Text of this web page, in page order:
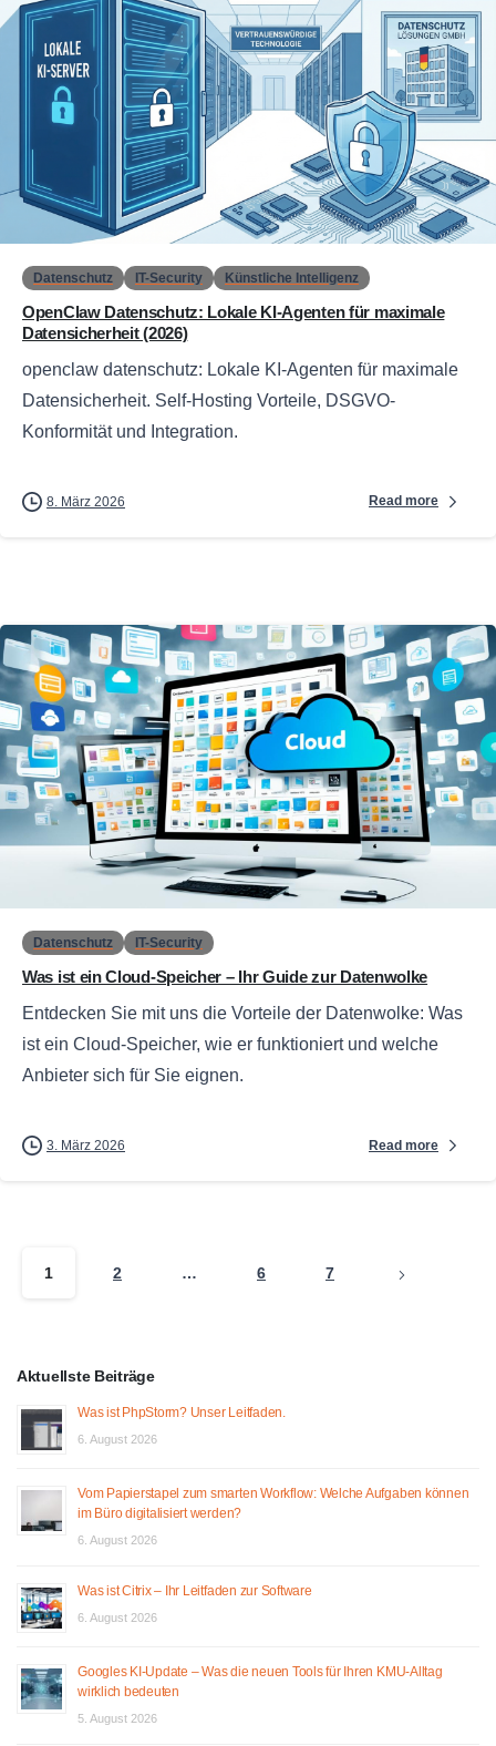
0
Datenschutz IT-Security Künstliche Intelligenz
OpenClaw Datenschutz: Lokale KI-Agenten für maximale
Datensicherheit (2026)
openclaw datenschutz: Lokale KI-Agenten für maximale
Datensicherheit. Self-Hosting Vorteile, DSGVO-
Konformität und Integration.
8. März 2026 Read more
Datenschutz IT-Security
Was ist ein Cloud-Speicher – Ihr Guide zur Datenwolke
Entdecken Sie mit uns die Vorteile der Datenwolke: Was
ist ein Cloud-Speicher, wie er funktioniert und welche
Anbieter sich für Sie eignen.
3. März 2026 Read more
1 2 … 6 7
Aktuellste Beiträge
Was ist PhpStorm? Unser Leitfaden.
6. August 2026
Vom Papierstapel zum smarten Workflow: Welche Aufgaben können
im Büro digitalisiert werden?
6. August 2026
Was ist Citrix – Ihr Leitfaden zur Software
6. August 2026
Googles KI-Update – Was die neuen Tools für Ihren KMU-Alltag
wirklich bedeuten
5. August 2026